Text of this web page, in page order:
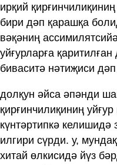
ирқий
бири дәп қарашқа
вәқәниң
уйғурларға
биваситә нәтиҗиси
долқун әйса әпәнди
қирғинчилиқиниң
күнтәртипкә келишидә
илгири сүрди. у,
хитай өлкисидә йүз